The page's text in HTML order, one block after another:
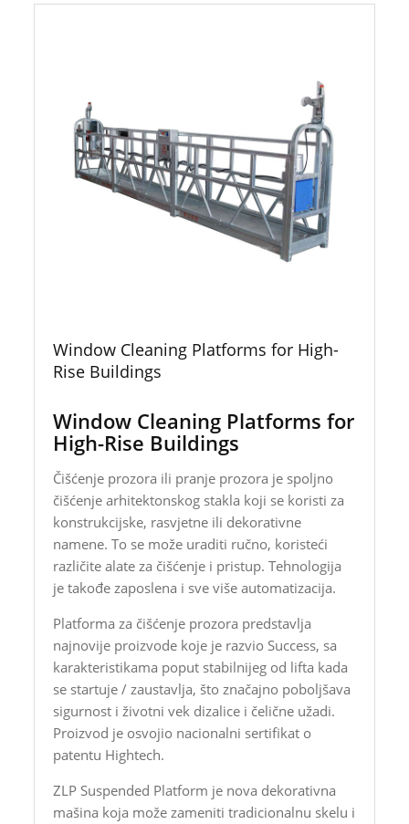
Window Cleaning Platforms for High-
Rise Buildings
Window Cleaning Platforms for
High-Rise Buildings
Čišćenje prozora ili pranje prozora je spoljno
čišćenje arhitektonskog stakla koji se koristi za
konstrukcijske, rasvjetne ili dekorativne
namene. To se može uraditi ručno, koristeći
različite alate za čišćenje i pristup. Tehnologija
je takođe zaposlena i sve više automatizacija.
Platforma za čišćenje prozora predstavlja
najnovije proizvode koje je razvio Success, sa
karakteristikama poput stabilnijeg od lifta kada
se startuje / zaustavlja, što značajno poboljšava
sigurnost i životni vek dizalice i čelične užadi.
Proizvod je osvojio nacionalni sertifikat o
patentu Hightech.
ZLP Suspended Platform je nova dekorativna
mašina koja može zameniti tradicionalnu skelu i